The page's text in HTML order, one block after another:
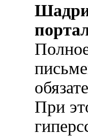
При